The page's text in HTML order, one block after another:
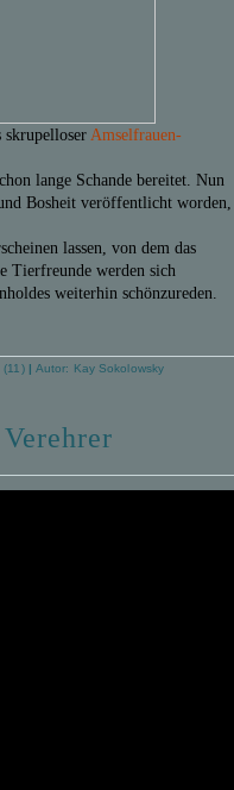
skrupelloser Amselfrauen-
lange Schande bereitet. Nun
Bosheit veröffentlicht worden,
lassen, von dem das
Tierfreunde werden sich
weiterhin schönzureden.
(11)| Autor: Kay Sokolowsky